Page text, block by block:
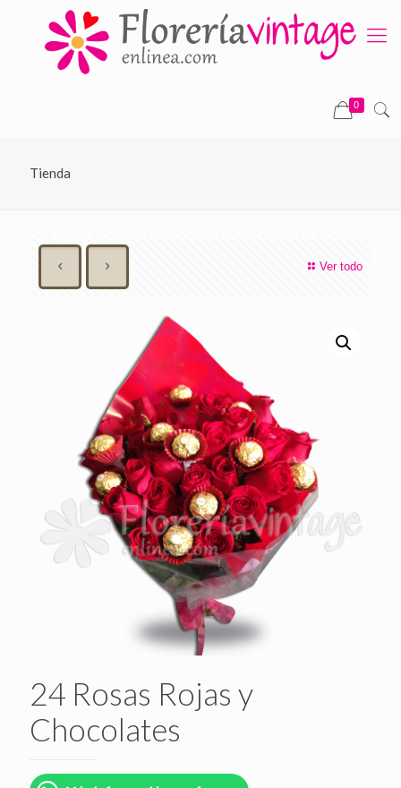
0
Tienda
Ver todo
24 Rosas Rojas y
Chocolates